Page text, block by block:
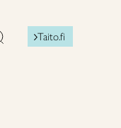
Taito.fi